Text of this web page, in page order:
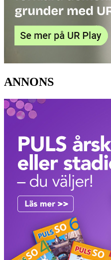
ANNONS